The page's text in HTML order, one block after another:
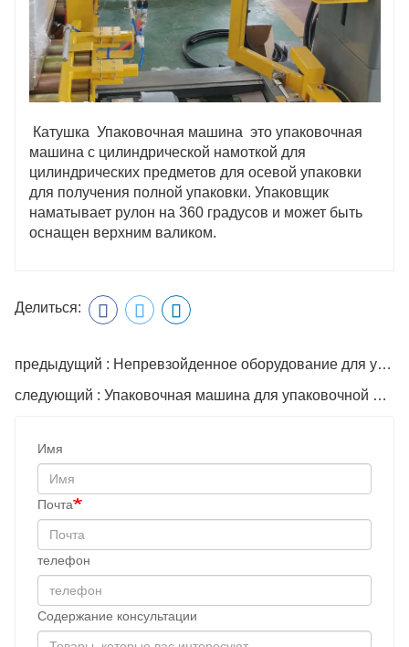
Катушка Упаковочная машина это упаковочная
машина с цилиндрической намоткой для
цилиндрических предметов для осевой упаковки
для получения полной упаковки. Упаковщик
наматывает рулон на 360 градусов и может быть
оснащен верхним валиком.
Делиться:
предыдущий : Непревзойденное оборудование для упаковки в стретч-пленку
следующий : Упаковочная машина для упаковочной машины для дверных поворотных столов
Имя
Почта
телефон
Содержание консультации